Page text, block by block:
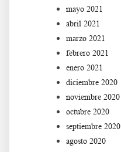
mayo 2021
abril 2021
marzo 2021
febrero 2021
enero 2021
diciembre 2020
noviembre 2020
octubre 2020
septiembre 2020
agosto 2020